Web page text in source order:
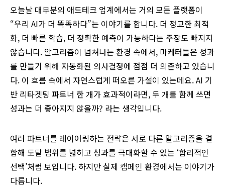
오늘날 대부분의 애드테크 업계에서는 거의 모든 플랫폼이
“우리 AI가 더 똑똑하다”는 이야기를 합니다. 더 정교한 최적
화, 더 빠른 학습, 더 정확한 예측이 가능하다는 주장도 빠지지
않습니다. 알고리즘이 넘쳐나는 환경 속에서, 마케터들은 성과
를 만들기 위해 자동화된 의사결정에 점점 더 의존하고 있습니
다. 이 흐름 속에서 자연스럽게 떠오른 가설이 있는데요. AI 기
반 리타겟팅 파트너 한 개가 효과적이라면, 두 개를 함께 쓰면
성과는 더 좋아지지 않을까? 라는 생각입니다.
여러 파트너를 레이어링하는 전략은 서로 다른 알고리즘을 결
합해 도달 범위를 넓히고 성과를 극대화할 수 있는 ‘합리적인
선택’처럼 보입니다. 하지만 실제 캠페인 환경에서는 이야기가
다릅니다.